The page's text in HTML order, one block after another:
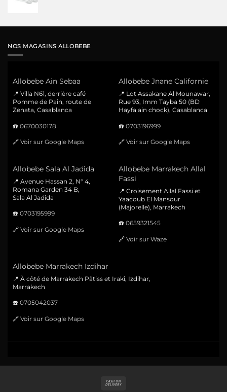
NOS MAGASINS ALLOBEBE
Allobebe Ain Sebaa
📍 Villa N61, derrière café
Pomme de Pain, route de
Zenata, Casablanca
☎️ 0670030178
🔗 Voir sur Google Maps
Allobebe Jnane Californie
📍 Lot Assakane Al Mounawar,
Rue 93, Imm Tayba 50 (BD
Hayfa ain chock), Casablanca
☎️ 0703196999
🔗 Voir sur Google Maps
Allobebe Sala Al Jadida
📍 Avenue Hassan 2, N° 4,
Romana Garden 34 B,
Sala Al Jadida
☎️ 0703195999
🔗 Voir sur Google Maps
Allobebe Marrakech Allal
Fassi
📍 Croisement Allal Fassi et
Yaacoub El Mansour
(Majorelle), Marrakech
☎️ 0659321545
🔗 Voir sur Waze
Allobebe Marrakech Izdihar
📍 À côté de Marrakech Pâtiss et Iraki, Izdihar,
Marrakech
☎️ 0705042037
🔗 Voir sur Google Maps